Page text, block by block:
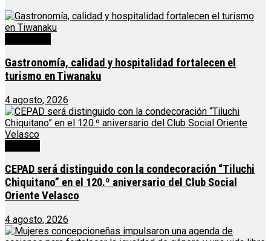
Gastronomía, calidad y hospitalidad fortalecen el
turismo en Tiwanaku
4 agosto, 2026
CEPAD será distinguido con la condecoración “Tiluchi
Chiquitano” en el 120.º aniversario del Club Social
Oriente Velasco
4 agosto, 2026